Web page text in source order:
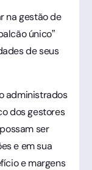
na gestão de
único”
de seus
administrados
dos gestores
ser
e em sua
e margens